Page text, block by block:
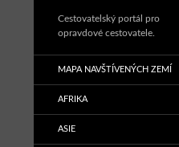
Cestovatelský portál pro
opravdové cestovatele.
MAPA NAVŠTÍVENÝCH ZEMÍ
AFRIKA
ASIE